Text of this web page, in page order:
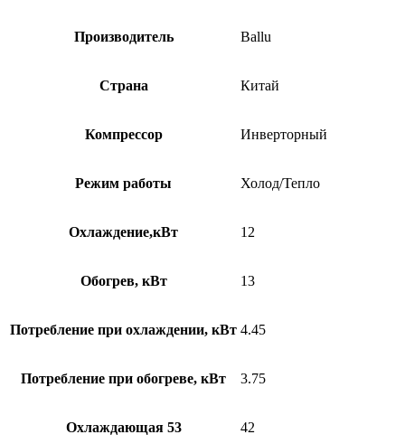
Производитель Ballu
Страна Китай
Компрессор Инверторный
Режим работы Холод/Тепло
Охлаждение,кВт 12
Обогрев, кВт 13
Потребление при охлаждении, кВт 4.45
Потребление при обогреве, кВт 3.75
Охлаждающая 53 42